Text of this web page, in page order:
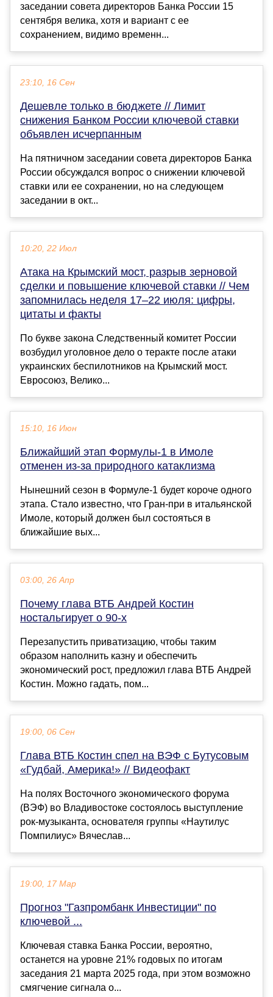
заседании совета директоров Банка России 15
сентября велика, хотя и вариант с ее
сохранением, видимо временн...
23:10, 16 Сен
Дешевле только в бюджете // Лимит
снижения Банком России ключевой ставки
объявлен исчерпанным
На пятничном заседании совета директоров Банка
России обсуждался вопрос о снижении ключевой
ставки или ее сохранении, но на следующем
заседании в окт...
10:20, 22 Июл
Атака на Крымский мост, разрыв зерновой
сделки и повышение ключевой ставки // Чем
запомнилась неделя 17–22 июля: цифры,
цитаты и факты
По букве закона Следственный комитет России
возбудил уголовное дело о теракте после атаки
украинских беспилотников на Крымский мост.
Евросоюз, Велико...
15:10, 16 Июн
Ближайший этап Формулы-1 в Имоле
отменен из-за природного катаклизма
Нынешний сезон в Формуле-1 будет короче одного
этапа. Стало известно, что Гран-при в итальянской
Имоле, который должен был состояться в
ближайшие вых...
03:00, 26 Апр
Почему глава ВТБ Андрей Костин
ностальгирует о 90-х
Перезапустить приватизацию, чтобы таким
образом наполнить казну и обеспечить
экономический рост, предложил глава ВТБ Андрей
Костин. Можно гадать, пом...
19:00, 06 Сен
Глава ВТБ Костин спел на ВЭФ с Бутусовым
«Гудбай, Америка!» // Видеофакт
На полях Восточного экономического форума
(ВЭФ) во Владивостоке состоялось выступление
рок-музыканта, основателя группы «Наутилус
Помпилиус» Вячеслав...
19:00, 17 Мар
Прогноз "Газпромбанк Инвестиции" по
ключевой ...
Ключевая ставка Банка России, вероятно,
останется на уровне 21% годовых по итогам
заседания 21 марта 2025 года, при этом возможно
смягчение сигнала о...